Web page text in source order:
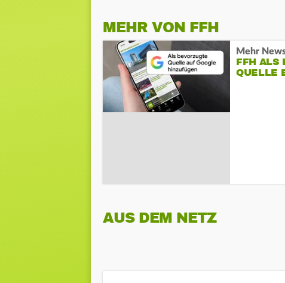
MEHR VON FFH
Mehr
FFH ALS
QUELLE
AUS DEM NETZ